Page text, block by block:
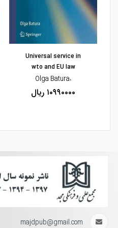
مشاهده و خرید
Universal service in
wto and EU law
،Olga Batura
۱۰۹۹۰۰۰۰ ریال
majdpub@gmail.com